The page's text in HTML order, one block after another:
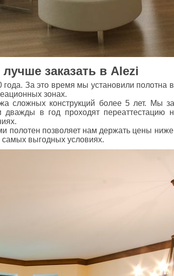
заказать в Alezi
За это время мы установили полотна в
зонах.
конструкций более 5 лет. Мы
в год проходят переаттестацию
полотен позволяет нам держать цены ниже
самых выгодных условиях.